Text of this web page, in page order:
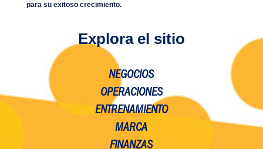
para su exitoso crecimiento.
Explora el sitio
NEGOCIOS
OPERACIONES
ENTRENAMIENTO
MARCA
FINANZAS